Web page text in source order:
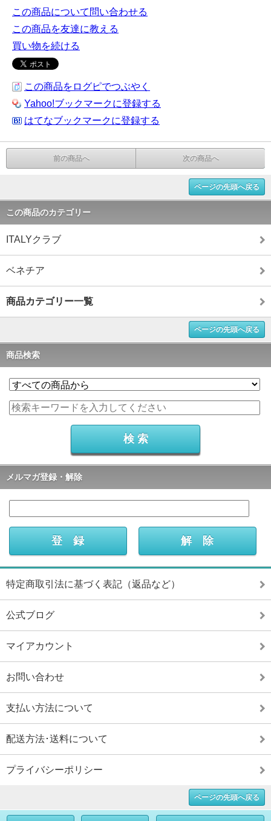
この商品について問い合わせる
この商品を友達に教える
買い物を続ける
この商品をログピでつぶやく
Yahoo!ブックマークに登録する
はてなブックマークに登録する
前の商品へ 次の商品へ
ページの先頭へ戻る
この商品のカテゴリー
ITALYクラブ
ベネチア
商品カテゴリー一覧
ページの先頭へ戻る
商品検索
メルマガ登録・解除
特定商取引法に基づく表記（返品など）
公式ブログ
マイアカウント
お問い合わせ
支払い方法について
配送方法･送料について
プライバシーポリシー
ページの先頭へ戻る